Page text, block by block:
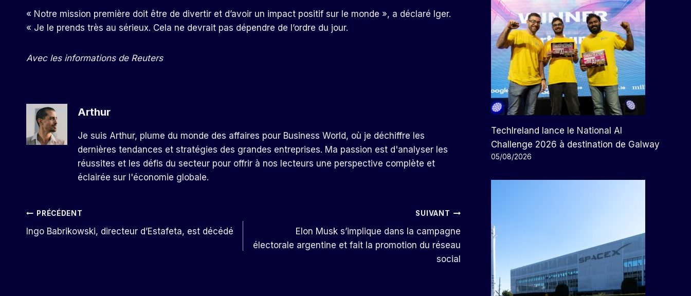
« Notre mission première doit être de divertir et d’avoir un impact positif sur le monde », a déclaré Iger.
« Je le prends très au sérieux. Cela ne devrait pas dépendre de l’ordre du jour.
Avec les informations de Reuters
Arthur
Je suis Arthur, plume du monde des affaires pour Business World, où je déchiffre les
dernières tendances et stratégies des grandes entreprises. Ma passion est d'analyser les
réussites et les défis du secteur pour offrir à nos lecteurs une perspective complète et
éclairée sur l'économie globale.
Navigation
De
PRÉCÉDENT
Ingo Babrikowski, directeur d’Estafeta, est décédé
SUIVANT
Elon Musk s’implique dans la campagne
électorale argentine et fait la promotion du réseau
social
TechIreland lance le National AI
Challenge 2026 à destination de Galway
05/08/2026